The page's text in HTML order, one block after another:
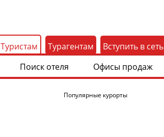
Туристам Турагентам
Вступить в сеть
Поиск отеля Офисы продаж
Популярные курорты